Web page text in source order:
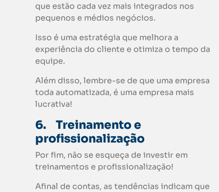
que estão cada vez mais integrados nos
pequenos e médios negócios.
Isso é uma estratégia que melhora a
experiência do cliente e otimiza o tempo da
equipe.
Além disso, lembre-se de que uma empresa
toda automatizada, é uma empresa mais
lucrativa!
6.
Treinamento e
profissionalização
Por fim, não se esqueça de investir em
treinamentos e profissionalização!
Afinal de contas, as tendências indicam que